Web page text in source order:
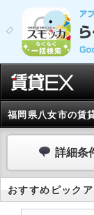
福岡県八女市の賃
詳細条
おすすめピックア